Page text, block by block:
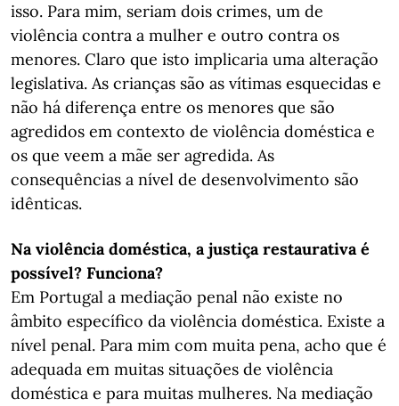
isso. Para mim, seriam dois crimes, um de
violência contra a mulher e outro contra os
menores. Claro que isto implicaria uma alteração
legislativa. As crianças são as vítimas esquecidas e
não há diferença entre os menores que são
agredidos em contexto de violência doméstica e
os que veem a mãe ser agredida. As
consequências a nível de desenvolvimento são
idênticas.
Na violência doméstica, a justiça restaurativa é
possível? Funciona?
Em Portugal a mediação penal não existe no
âmbito específico da violência doméstica. Existe a
nível penal. Para mim com muita pena, acho que é
adequada em muitas situações de violência
doméstica e para muitas mulheres. Na mediação